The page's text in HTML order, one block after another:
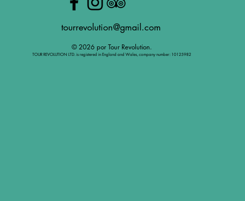
tourrevolution@gmail.com
© 2026 por Tour Revolution.
TOUR REVOLUTION LTD. is registered in England and Wales, company number: 10125982